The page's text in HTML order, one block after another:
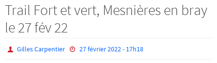
Trail Fort et vert, Mesnières en bray
le 27 fév 22
Gilles Carpentier 27 février 2022 - 17h18